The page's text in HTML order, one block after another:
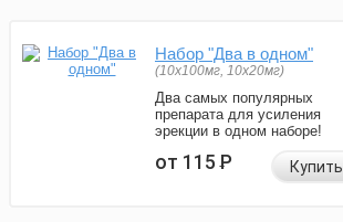
Набор "Два в одном"
(10x100мг, 10x20мг)
Два самых популярных
препарата для усиления
эрекции в одном наборе!
от 115Р Купить